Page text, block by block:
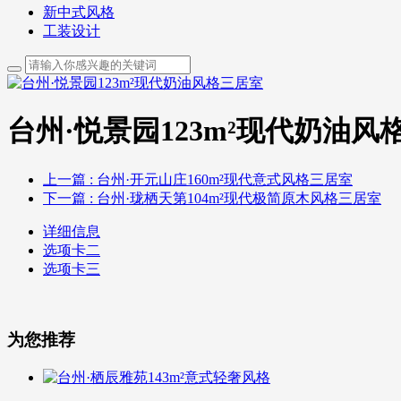
新中式风格
工装设计
台州·悦景园123m²现代奶油风
上一篇 : 台州·开元山庄160m²现代意式风格三居室
下一篇 : 台州·珑栖天第104m²现代极简原木风格三居室
详细信息
选项卡二
选项卡三
为您推荐